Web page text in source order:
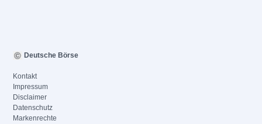
Deutsche Börse
Kontakt
Impressum
Disclaimer
Datenschutz
Markenrechte